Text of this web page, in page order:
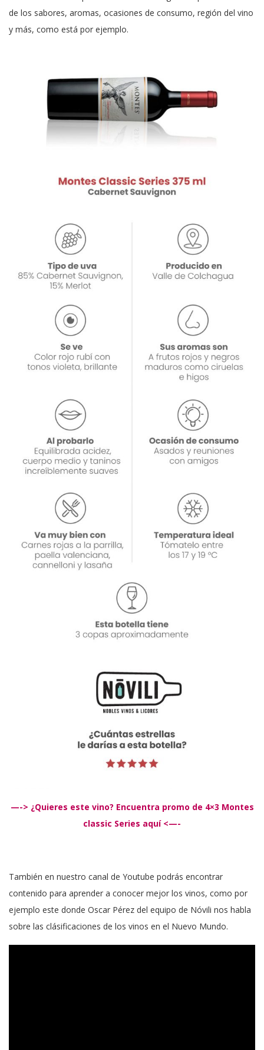
de los sabores, aromas, ocasiones de consumo, región del vino
y más, como está por ejemplo.
—-> ¿Quieres este vino? Encuentra promo de 4×3 Montes
classic Series aquí <—-
También en nuestro canal de Youtube podrás encontrar
contenido para aprender a conocer mejor los vinos, como por
ejemplo este donde Oscar Pérez del equipo de Nóvili nos habla
sobre las clásificaciones de los vinos en el Nuevo Mundo.